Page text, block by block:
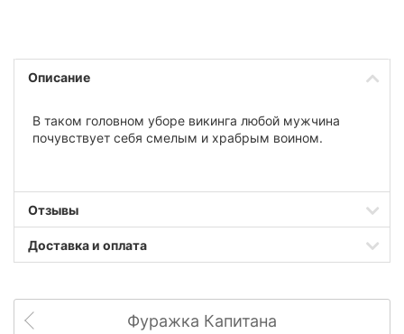
Описание
В таком головном уборе викинга любой мужчина
почувствует себя смелым и храбрым воином.
Отзывы
Доставка и оплата
Фуражка Капитана